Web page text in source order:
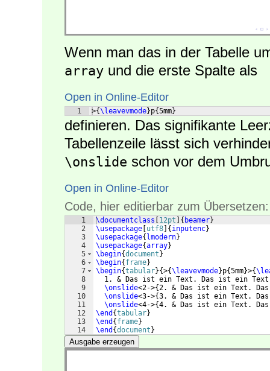
Wenn man das in der Tabelle
array und die erste Spalte als
Open in Online-Editor
1 >{\leavevmode}p{5mm}
definieren. Das signifikante
Tabellenzeile lässt sich
\onslide schon vor dem
Open in Online-Editor
Code, hier editierbar zum Übersetzen:
1
2
3
4
5
6
7
8
9
10
11
12
13
14
\documentclass 12pt { beamer}
\usepackage utf8 { inputenc}
\usepackage{ lmodern}
\usepackage{array}
\begin{document }
\begin{ frame}
\begin{tabular}{>{\leavevmode}p{5mm}>{
1. & Das ist ein Text. Das ist ein
\onslide<2->{2. & Das ist ein Text.
\onslide<3->{3. & Das ist ein Text.
\onslide<4->{4. & Das ist ein Text.
\end {tabular}
\end { frame}
\end {document }
Ausgabe erzeugen